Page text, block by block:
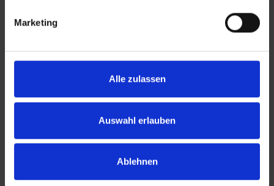
Marketing
Alle zulassen
Auswahl erlauben
Ablehnen
KONTAKT
WeserBergland Immobilien
0571 - 597 265 17
Fax:0571 - 870 490 05